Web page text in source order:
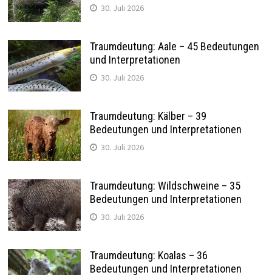
30. Juli 2026
Traumdeutung: Aale – 45 Bedeutungen
und Interpretationen
30. Juli 2026
Traumdeutung: Kälber – 39
Bedeutungen und Interpretationen
30. Juli 2026
Traumdeutung: Wildschweine – 35
Bedeutungen und Interpretationen
30. Juli 2026
Traumdeutung: Koalas – 36
Bedeutungen und Interpretationen